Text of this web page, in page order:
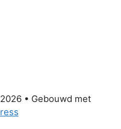
• Gebouwd met